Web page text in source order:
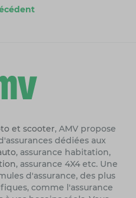
et scooter, AMV propose
dédiées aux
, assurance habitation,
, assurance 4X4 etc. Une
d'assurance, des plus
comme l'assurance